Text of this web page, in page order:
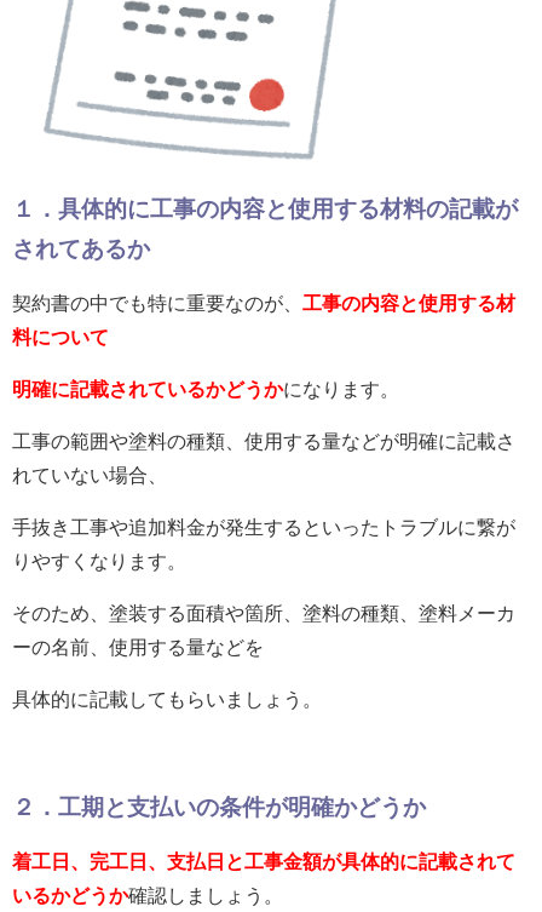
１．具体的に工事の内容と使用する材料の記載が
されてあるか
契約書の中でも特に重要なのが、 工事の内容と使用する材
料について
明確に記載されているかどうかになります。
工事の範囲や塗料の種類、使用する量などが明確に記載さ
れていない場合、
手抜き工事や追加料金が発生するといったトラブルに繋が
りやすくなります。
そのため、塗装する面積や箇所、塗料の種類、塗料メーカ
ーの名前、使用する量などを
具体的に記載してもらいましょう。
２．工期と支払いの条件が明確かどうか
着工日、完工日、支払日と工事金額が具体的に記載されて
いるかどうか確認しましょう。